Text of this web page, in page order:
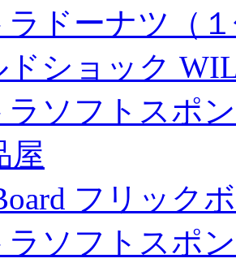
ラドーナツ（
ドショック
ラソフトスポ
屋
フリック
ラソフトスポ